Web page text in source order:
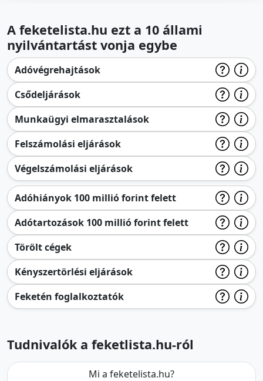
A feketelista.hu ezt a 10 állami
nyilvántartást vonja egybe
Adóvégrehajtások
Csődeljárások
Munkaügyi elmarasztalások
Felszámolási eljárások
Végelszámolási eljárások
Adóhiányok 100 millió forint felett
Adótartozások 100 millió forint felett
Törölt cégek
Kényszertörlési eljárások
Feketén foglalkoztatók
Tudnivalók a feketlista.hu-ról
Mi a feketelista.hu?